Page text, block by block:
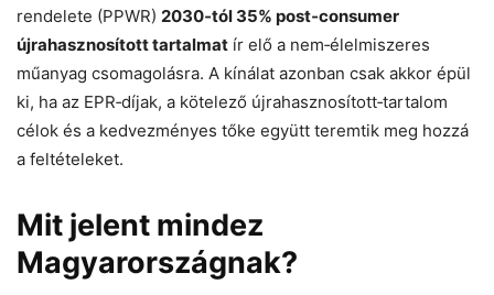
rendelete (PPWR) 2030‑tól 35% post‑consumer
újrahasznosított tartalmat ír elő a nem‑élelmiszeres
műanyag csomagolásra. A kínálat azonban csak akkor épül
ki, ha az EPR‑díjak, a kötelező újrahasznosított‑tartalom
célok és a kedvezményes tőke együtt teremtik meg hozzá
a feltételeket.
Mit jelent mindez
Magyarországnak?